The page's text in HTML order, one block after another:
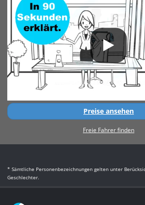
Preise ansehen
Freie Fahrer finden
* Sämtliche Personenbezeichnungen gelten unter
Geschlechter.